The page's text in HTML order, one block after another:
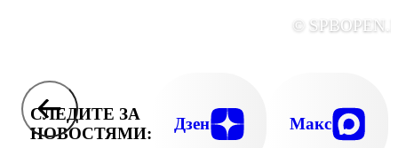
©
СЛЕДИТЕ ЗА
НОВОСТЯМИ:
Дзен Макс